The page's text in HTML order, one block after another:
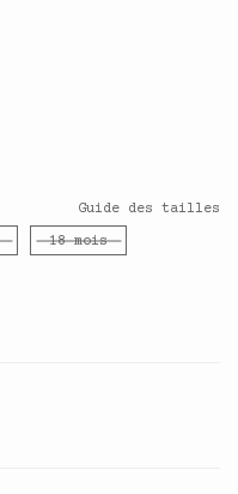
Guide des tailles
18 mois